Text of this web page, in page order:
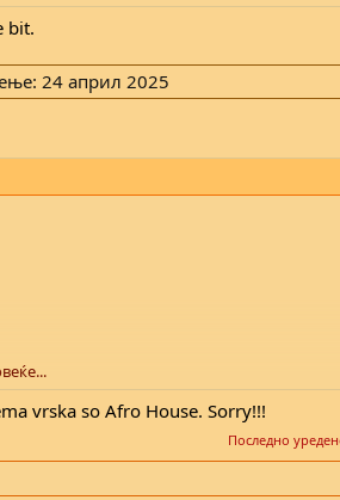
bit.
24 април 2025
vrska so Afro House. Sorry!!!
Последно